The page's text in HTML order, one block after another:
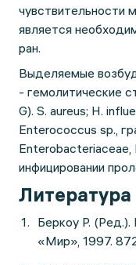
чувствительности
является
ран.
Выделяемые
- гемолитические
G). S. aureus; H.
Enterococcus sp.,
Enterobacteriaceae,
инфицировании
Литература
Беркоу Р.
«Мир», 1997.